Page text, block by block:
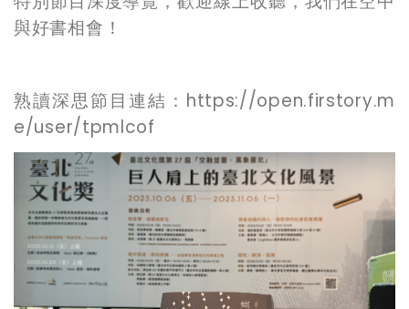
與好書相會！
熟讀深思節目連結： https://open.firstory.m
e/user/tpmlcof